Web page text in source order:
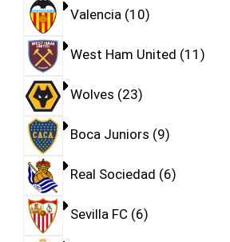
Valencia 10
West Ham United 11
Wolves 23
Boca Juniors 9
Real Sociedad 6
Sevilla FC 6